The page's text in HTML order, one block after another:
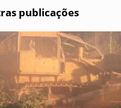
publicações